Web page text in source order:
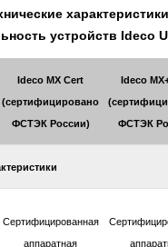
устройств Ideco
Ideco MX Cert
(сертифицировано
ФСТЭК России)
Ideco
ФСТЭК
Сертифицированная
аппаратная